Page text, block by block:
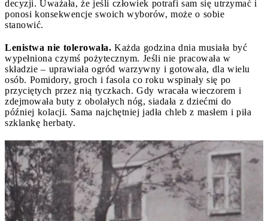
decyzji. Uważała, że jeśli człowiek potrafi sam się utrzymać i
ponosi konsekwencje swoich wyborów, może o sobie
stanowić.
Lenistwa nie tolerowała. Każda godzina dnia musiała być
wypełniona czymś pożytecznym. Jeśli nie pracowała w
składzie – uprawiała ogród warzywny i gotowała, dla wielu
osób. Pomidory, groch i fasola co roku wspinały się po
przyciętych przez nią tyczkach. Gdy wracała wieczorem i
zdejmowała buty z obolałych nóg, siadała z dziećmi do
później kolacji. Sama najchętniej jadła chleb z masłem i piła
szklankę herbaty.